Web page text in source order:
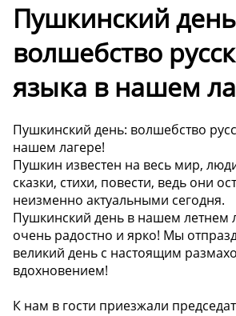
Пушкинский
волшебство
языка в нашем
Пушкинский день: волшебство
нашем лагере!
Пушкин известен на весь мир,
сказки, стихи, повести, ведь они
неизменно актуальными сегодня.
Пушкинский день в нашем летнем
очень радостно и ярко! Мы
великий день с настоящим
вдохновением!
К нам в гости приезжали